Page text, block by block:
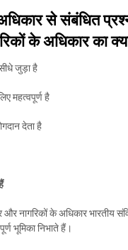
से संबंधित
के अधिकार का
जुड़ा है
महत्वपूर्ण है
देता है
और नागरिकों के अधिकार भारतीय
भूमिका निभाते हैं।